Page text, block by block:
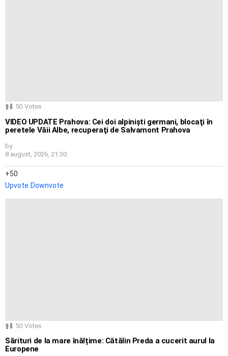
50 Votes
VIDEO UPDATE Prahova: Cei doi alpinişti germani, blocaţi în
peretele Văii Albe, recuperaţi de Salvamont Prahova
by
8 august, 2026, 21:30
50
Upvote Downvote
50 Votes
Sărituri de la mare înălțime: Cătălin Preda a cucerit aurul la
Europene